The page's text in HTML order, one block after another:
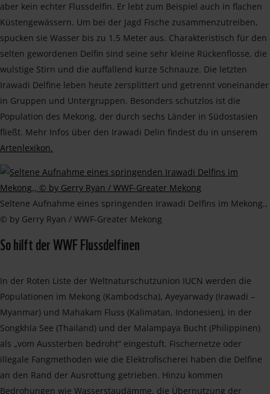
aber kein echter Flussdelfin. Er lebt zum Beispiel auch in flachen
Küstengewässern. Um bei der Jagd Fische zusammenzutreiben,
spucken sie Wasser bis zu 1,5 Meter aus. Charakteristisch für den
selten gewordenen Delfin sind seine sehr kleine Rückenflosse, die
wulstige Stirn und die auffallend kurze Schnauze. Die letzten
Irawadi Delfine leben heute zersplittert und getrennt voneinander
in Gruppen und Untergruppen. Besonders schutzlos ist die
Population des Mekong, der durch sechs Länder in Südostasien
fließt. Mehr Infos über den Irawadi Delin findest du in unserem
Artenlexikon.
Seltene Aufnahme eines springenden Irawadi Delfins im Mekong.,
© by Gerry Ryan / WWF-Greater Mekong
So hilft der WWF Flussdelfinen
In der Roten Liste der Weltnaturschutzunion IUCN werden die
Populationen im Mekong (Kambodscha), Ayeyarwady (Irawadi –
Myanmar) und Mahakam Fluss (Kalimatan, Indonesien), in der
Songkhla See (Thailand) und der Malampaya Bucht (Philippinen)
als „vom Aussterben bedroht“ eingestuft. Fischernetze oder
illegale Fangmethoden wie die Elektrofischerei haben die Delfine
an den Rand der Ausrottung getrieben. Hinzu kommen
Bedrohungen wie Wasserstaudämme, die Übernutzung der